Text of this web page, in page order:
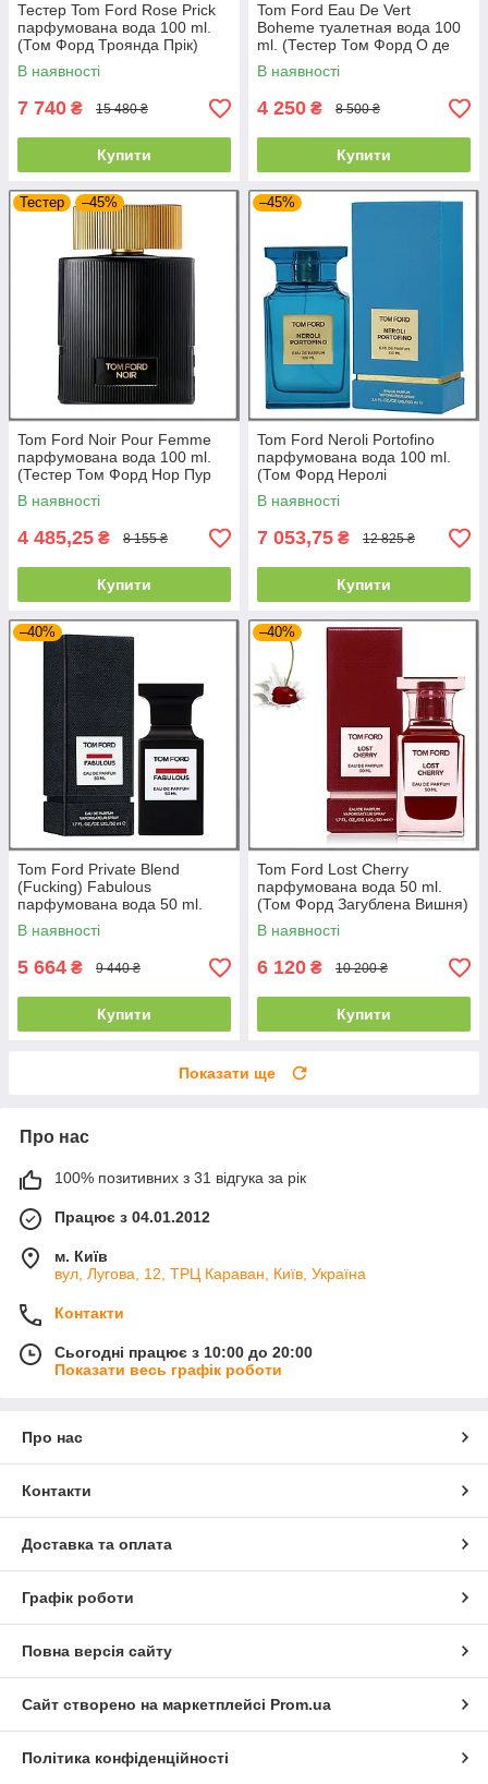
Тестер Tom Ford Rose Prick
парфумована вода 100 ml.
(Том Форд Троянда Прік)
В наявності
7 740 ₴ 15 480 ₴
Купити
Tom Ford Eau De Vert
Boheme туалетная вода 100
ml. (Тестер Том Форд О де
Верт Богема)
В наявності
4 250 ₴ 8 500 ₴
Купити
Тестер –45%
Tom Ford Noir Pour Femme
парфумована вода 100 ml.
(Тестер Том Форд Нор Пур
Фемме)
В наявності
4 485,25 ₴ 8 155 ₴
Купити
–45%
Tom Ford Neroli Portofino
парфумована вода 100 ml.
(Том Форд Неролі
Портофіно)
В наявності
7 053,75 ₴ 12 825 ₴
Купити
–40%
Tom Ford Private Blend
(Fucking) Fabulous
парфумована вода 50 ml.
(Том Форд Приват Бленд
(Факінг) Фабуло)
В наявності
5 664 ₴ 9 440 ₴
Купити
–40%
Tom Ford Lost Cherry
парфумована вода 50 ml.
(Том Форд Загублена Вишня)
В наявності
6 120 ₴ 10 200 ₴
Купити
Показати ще
Про нас
100% позитивних з 31 відгука за рік
Працює з 04.01.2012
м. Київ
вул, Лугова, 12, ТРЦ Караван, Київ, Україна
Контакти
Сьогодні працює з 10:00 до 20:00
Показати весь графік роботи
Про нас
Контакти
Доставка та оплата
Графік роботи
Повна версія сайту
Сайт створено на маркетплейсі Prom.ua
Політика конфіденційності